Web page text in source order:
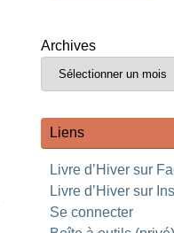
Archives
Liens
Livre d’Hiver sur
Livre d’Hiver sur
Se connecter